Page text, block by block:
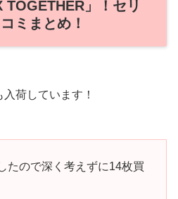
TOGETHER」！セリ
ミまとめ！
荷しています！
たので深く考えずに14枚買